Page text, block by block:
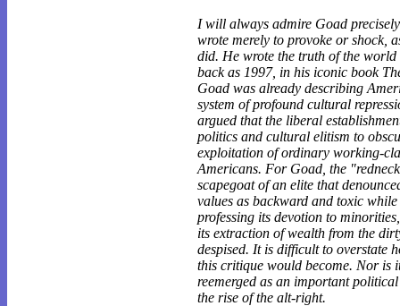
I will always admire Goad
wrote merely to provoke or shock,
did. He wrote the truth of the world
back as 1997, in his iconic book
Goad was already describing
system of profound cultural
argued that the liberal
politics and cultural elitism to
exploitation of ordinary working-
Americans. For Goad, the
scapegoat of an elite that
values as backward and toxic
professing its devotion to
its extraction of wealth from the
despised. It is difficult to overstate
this critique would become. Nor is
reemerged as an important
the rise of the alt-right.